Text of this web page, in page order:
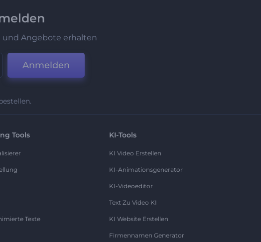
und Angebote erhalten
Anmelden
Tools
Texte
KI-Tools
KI Video Erstellen
KI-Animationsgenerator
KI-Videoeditor
Text Zu Video KI
KI Website Erstellen
Firmennamen Generator